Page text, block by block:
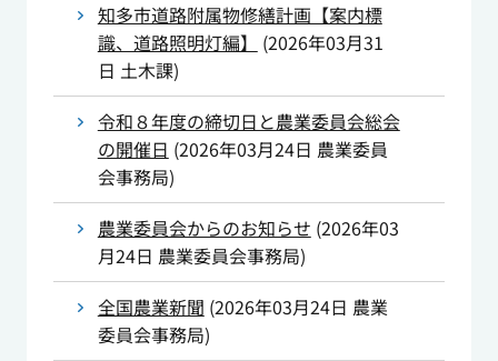
知多市道路附属物修繕計画【案内標
識、道路照明灯編】
(2026年03月31
日 土木課)
令和８年度の締切日と農業委員会総会
の開催日 (2026年03月24日 農業委員
会事務局)
農業委員会からのお知らせ (2026年03
月24日 農業委員会事務局)
全国農業新聞 (2026年03月24日 農業
委員会事務局)